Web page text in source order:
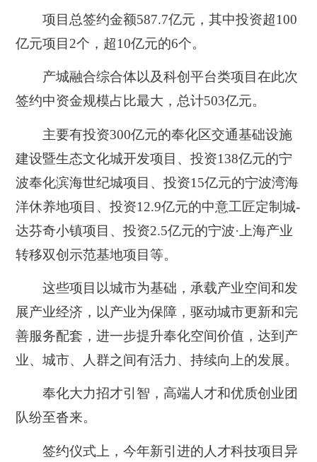
项目总签约金额587.7亿元，其中投资超100
亿元项目2个，超10亿元的6个。
产城融合综合体以及科创平台类项目在此次
签约中资金规模占比最大，总计503亿元。
主要有投资300亿元的奉化区交通基础设施
建设暨生态文化城开发项目、投资138亿元的宁
波奉化滨海世纪城项目、投资15亿元的宁波湾海
洋休养地项目、投资12.9亿元的中意工匠定制城-
达芬奇小镇项目、投资2.5亿元的宁波·上海产业
转移双创示范基地项目等。
这些项目以城市为基础，承载产业空间和发
展产业经济，以产业为保障，驱动城市更新和完
善服务配套，进一步提升奉化空间价值，达到产
业、城市、人群之间有活力、持续向上的发展。
奉化大力招才引智，高端人才和优质创业团
队纷至沓来。
签约仪式上，今年新引进的人才科技项目异